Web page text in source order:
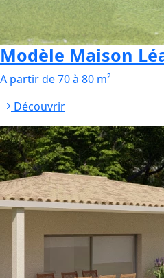
Modèle Maison
A partir de 70 à 80 m²
Découvrir